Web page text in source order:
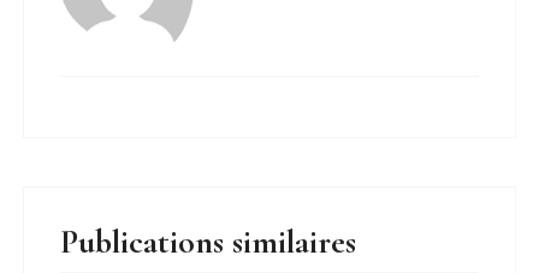
Publications similaires